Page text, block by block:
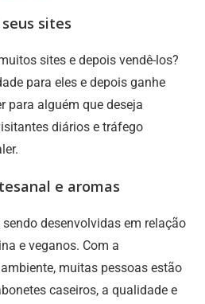
sites
sites e depois vendê-los?
para eles e depois ganhe
para alguém que deseja
diários e tráfego
e aromas
desenvolvidas em relação
e veganos. Com a
muitas pessoas estão
caseiros, a qualidade e